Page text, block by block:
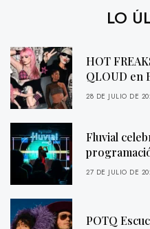
LO
HOT
QLOUD en
28 DE JULIO DE
Fluvial
27 DE JULIO DE
POTQ